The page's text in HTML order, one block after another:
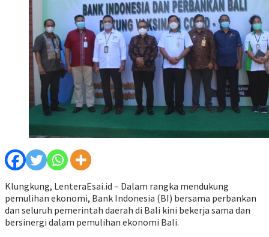
Klungkung, LenteraEsai.id – Dalam rangka mendukung
pemulihan ekonomi, Bank Indonesia (BI) bersama perbankan
dan seluruh pemerintah daerah di Bali kini bekerja sama dan
bersinergi dalam pemulihan ekonomi Bali.